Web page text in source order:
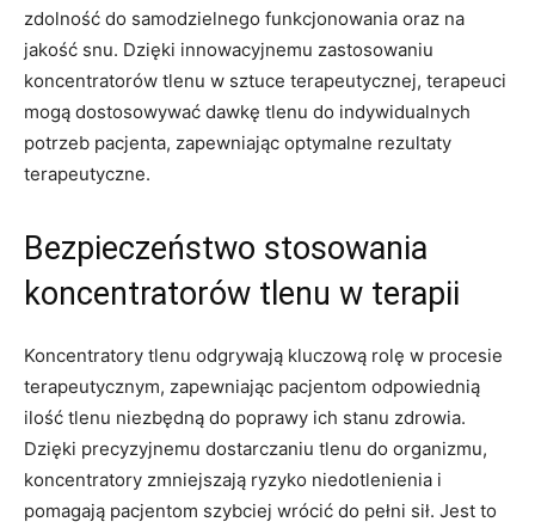
zdolność do samodzielnego funkcjonowania oraz na
jakość snu. Dzięki innowacyjnemu zastosowaniu
koncentratorów tlenu w sztuce terapeutycznej, terapeuci⁣
mogą dostosowywać dawkę tlenu do indywidualnych
potrzeb pacjenta, zapewniając optymalne rezultaty
terapeutyczne.
Bezpieczeństwo stosowania
koncentratorów tlenu w terapii
Koncentratory tlenu odgrywają kluczową rolę w procesie
terapeutycznym, zapewniając pacjentom odpowiednią
ilość tlenu niezbędną do poprawy ich stanu zdrowia.
Dzięki precyzyjnemu dostarczaniu tlenu‌ do organizmu,
koncentratory zmniejszają ryzyko niedotlenienia i
pomagają pacjentom szybciej wrócić do pełni sił. ⁣Jest to‍